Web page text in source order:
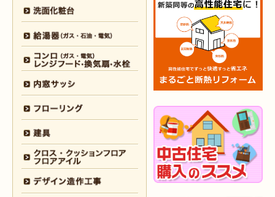
2026年2月6日
リフォーム （小倉南区 K様邸）
2026年2月5日
浴室リフォーム
（小倉南区 F様邸）
2026年1月31日
浴室 リフォーム （戸畑区 H様邸）
2026年1月31日
（小倉南区 O様邸）
2026年1月29日
内装リフォーム
（門司区 N様邸）
2026年1月26日
リフォーム （八幡西区 M様邸）
2025年12月30日
リフォーム （門司区 S様邸）
リフォーム
（小倉南区 M様邸）
2025年12月18日
全面リフォーム
（小倉南区 Y様邸）
（小倉北区 T様邸）